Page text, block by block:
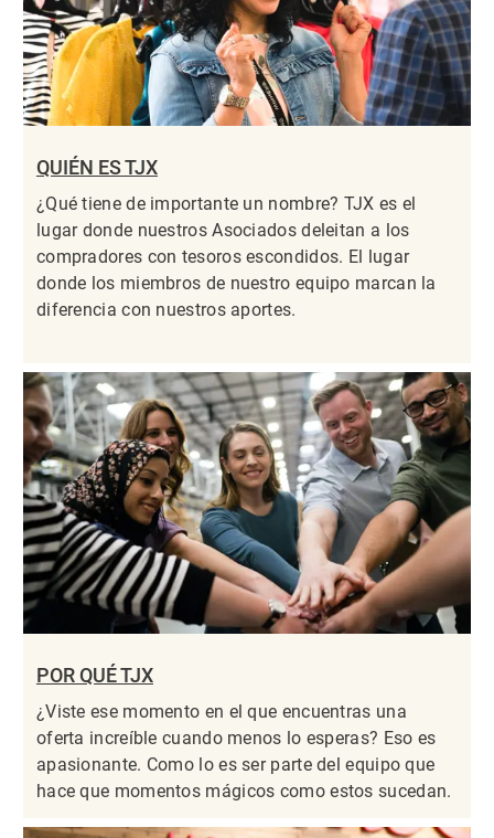
QUIÉN ES TJX
¿Qué tiene de importante un nombre? TJX es el
lugar donde nuestros Asociados deleitan a los
compradores con tesoros escondidos. El lugar
donde los miembros de nuestro equipo marcan la
diferencia con nuestros aportes.
POR QUÉ TJX
¿Viste ese momento en el que encuentras una
oferta increíble cuando menos lo esperas? Eso es
apasionante. Como lo es ser parte del equipo que
hace que momentos mágicos como estos sucedan.